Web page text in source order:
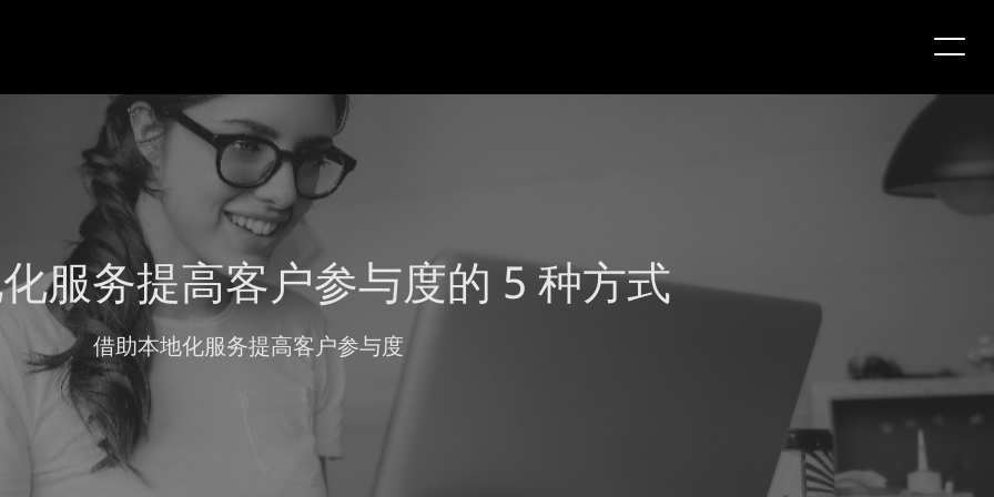
服务提高客户参与度的 5 种方式
借助本地化服务提高客户参与度